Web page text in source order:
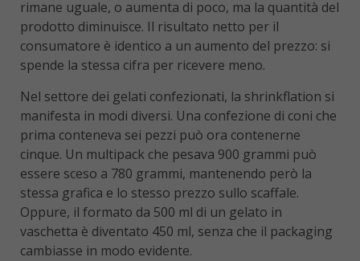
rimane uguale, o aumenta di poco, ma la quantità del
prodotto diminuisce. Il risultato netto per il
consumatore è identico a un aumento del prezzo: si
spende la stessa cifra per ricevere meno.
Nel settore dei gelati confezionati, la shrinkflation si
manifesta in modi diversi. Una confezione di coni che
prima conteneva sei pezzi può ora contenerne
cinque. Un multipack che pesava 900 grammi può
essere sceso a 780 grammi, mantenendo però la
stessa grafica e lo stesso prezzo sullo scaffale.
Oppure, il formato da 500 ml di un gelato in
vaschetta è diventato 450 ml, senza che il packaging
cambiasse in modo evidente.